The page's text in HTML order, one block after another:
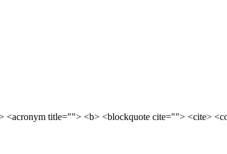
title=""> <b> <blockquote cite=""> <cite>